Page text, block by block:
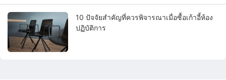
10 ปัจจัยสำคัญที่ควรพิจารณาเมื่อซื้อเก้าอี้ห้อง
ปฏิบัติการ